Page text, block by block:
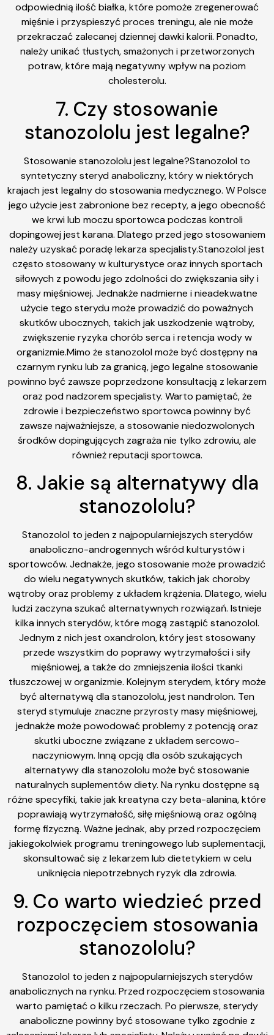
odpowiednią ilość białka, które pomoże zregenerować
mięśnie i przyspieszyć proces treningu, ale nie może
przekraczać zalecanej dziennej dawki kalorii. Ponadto,
należy unikać tłustych, smażonych i przetworzonych
potraw, które mają negatywny wpływ na poziom
cholesterolu.
7. Czy stosowanie
stanozololu jest legalne?
Stosowanie stanozololu jest legalne?Stanozolol to
syntetyczny steryd anaboliczny, który w niektórych
krajach jest legalny do stosowania medycznego. W Polsce
jego użycie jest zabronione bez recepty, a jego obecność
we krwi lub moczu sportowca podczas kontroli
dopingowej jest karana. Dlatego przed jego stosowaniem
należy uzyskać poradę lekarza specjalisty.Stanozolol jest
często stosowany w kulturystyce oraz innych sportach
siłowych z powodu jego zdolności do zwiększania siły i
masy mięśniowej. Jednakże nadmierne i nieadekwatne
użycie tego sterydu może prowadzić do poważnych
skutków ubocznych, takich jak uszkodzenie wątroby,
zwiększenie ryzyka chorób serca i retencja wody w
organizmie.Mimo że stanozolol może być dostępny na
czarnym rynku lub za granicą, jego legalne stosowanie
powinno być zawsze poprzedzone konsultacją z lekarzem
oraz pod nadzorem specjalisty. Warto pamiętać, że
zdrowie i bezpieczeństwo sportowca powinny być
zawsze najważniejsze, a stosowanie niedozwolonych
środków dopingujących zagraża nie tylko zdrowiu, ale
również reputacji sportowca.
8. Jakie są alternatywy dla
stanozololu?
Stanozolol to jeden z najpopularniejszych sterydów
anaboliczno-androgennych wśród kulturystów i
sportowców. Jednakże, jego stosowanie może prowadzić
do wielu negatywnych skutków, takich jak choroby
wątroby oraz problemy z układem krążenia. Dlatego, wielu
ludzi zaczyna szukać alternatywnych rozwiązań. Istnieje
kilka innych sterydów, które mogą zastąpić stanozolol.
Jednym z nich jest oxandrolon, który jest stosowany
przede wszystkim do poprawy wytrzymałości i siły
mięśniowej, a także do zmniejszenia ilości tkanki
tłuszczowej w organizmie. Kolejnym sterydem, który może
być alternatywą dla stanozololu, jest nandrolon. Ten
steryd stymuluje znaczne przyrosty masy mięśniowej,
jednakże może powodować problemy z potencją oraz
skutki uboczne związane z układem sercowo-
naczyniowym. Inną opcją dla osób szukających
alternatywy dla stanozololu może być stosowanie
naturalnych suplementów diety. Na rynku dostępne są
różne specyfiki, takie jak kreatyna czy beta-alanina, które
poprawiają wytrzymałość, siłę mięśniową oraz ogólną
formę fizyczną. Ważne jednak, aby przed rozpoczęciem
jakiegokolwiek programu treningowego lub suplementacji,
skonsultować się z lekarzem lub dietetykiem w celu
uniknięcia niepotrzebnych ryzyk dla zdrowia.
9. Co warto wiedzieć przed
rozpoczęciem stosowania
stanozololu?
Stanozolol to jeden z najpopularniejszych sterydów
anabolicznych na rynku. Przed rozpoczęciem stosowania
warto pamiętać o kilku rzeczach. Po pierwsze, sterydy
anaboliczne powinny być stosowane tylko zgodnie z